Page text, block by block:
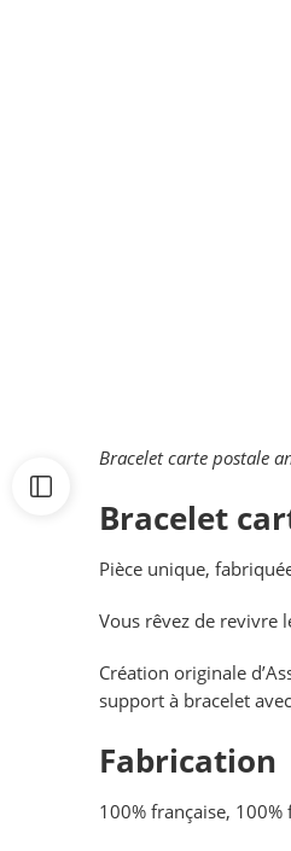
Bracelet carte postale
Bracelet
Pièce unique,
Vous rêvez de revivre
Création originale
support à bracelet
Fabrication
100% française, 100%